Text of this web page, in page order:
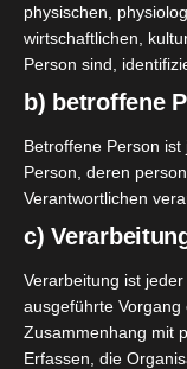
Hans
Februar 4, 2023
Wellness
physischen,
wirtschaftlichen,
Person sind,
b) betroffene
Betroffene Person
Person, deren
Verantwortlichen
c)
Verarbeitung ist
ausgeführte
Zusammenhang mit
Erfassen, die